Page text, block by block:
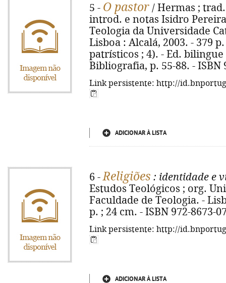
5 - O pastor / Hermas ;
introd. e notas Isidro
Teologia da Universidade
Lisboa : Alcalá, 2003. - 379
patrísticos ; 4). - Ed.
Bibliografia, p. 55-88. - ISBN
Link persistente: http://
ADICIONAR À LISTA
6 -Religiões : identidade e
Estudos Teológicos ; org.
Faculdade de Teologia. -
p. ; 24 cm. - ISBN 972-8673-
Link persistente: http://
ADICIONAR À LISTA